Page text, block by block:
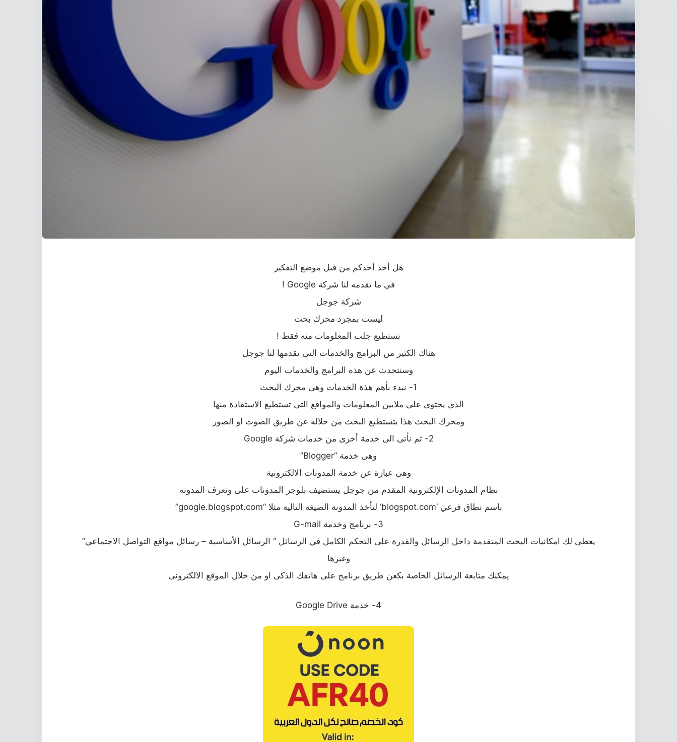
هل أخذ أحدكم من قبل موضع التفكير
في ما تقدمه لنا شركة Google !
شركة جوجل
ليست بمجرد محرك بحث
تستطيع جلب المعلومات منه فقط !
هناك الكثير من البرامج والخدمات التى تقدمها لنا جوجل
وسنتحدث عن هذه البرامج والخدمات اليوم
1- نبدء بأهم هذة الخدمات وهى محرك البحث
الذى يحتوى على ملايين المعلومات والمواقع التى تستطيع الاستفادة منها
ومحرك البحث هذا يتستطيع البحث من خلاله عن طريق الصوت او الصور
2- ثم نأتى الى خدمة أخرى من خدمات شركة Google
وهى خدمة “Blogger”
وهى عبارة عن خدمة المدونات الالكترونية
ﻧﻈﺎﻡ ﺍﻟﻤﺪﻭﻧﺎﺕ ﺍﻹﻟﻜﺘﺮﻭﻧﻴﺔ ﺍﻟﻤﻘﺪﻡ ﻣﻦ ﺟﻮﺟﻞ ﻳﺴﺘﻀﻴﻒ ﺑﻠﻮﺟﺮ ﺍﻟﻤﺪﻭﻧﺎﺕ ﻋﻠﻰ وتعرف ﺍﻟﻤﺪﻭﻧﺔ
ﺑﺎﺳﻢ ﻧﻄﺎﻕ ﻓﺮﻋﻲ ‘blogspot.com’ ﻟﺘﺄﺧﺬ ﺍﻟﻤﺪﻭﻧﺔ ﺍﻟﺼﻴﻐﺔ ﺍﻟﺘﺎﻟﻴﺔ ﻣﺜﻼ “google.blogspot.com”
3- برنامج وخدمة G-mail
يعطى لك اﻣﻜﺎﻧﻴﺎﺕ ﺍﻟﺒﺤﺚ ﺍﻟﻤﺘﻘﺪﻣﺔ ﺩﺍﺧﻞ ﺍﻟﺮﺳﺎﺋﻞ ﻭﺍﻟﻘﺪﺭﺓ ﻋﻠﻰ ﺍﻟﺘﺤﻜﻢ الكامل ﻓﻲ ﺍﻟﺮﺳﺎﺋﻞ “ ﺍﻟﺮﺳﺎﺋﻞ ﺍﻷﺳﺎﺳﻴﺔ – ﺭﺳﺎﺋﻞ ﻣﻮﺍﻗﻊ ﺍﻟﺘﻮﺍﺻﻞ ﺍﻻﺟﺘﻤﺎﻋﻲ”
وغيرها
يمكنك متابعة الرسائل الخاصة بكعن طريق برنامج على هاتفك الذكى او من خلال الموقع الالكترونى
4- خدمة Google Drive